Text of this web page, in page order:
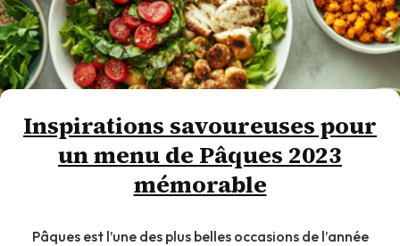
Inspirations savoureuses pour
un menu de Pâques 2023
mémorable
Pâques est l’une des plus belles occasions de l’année